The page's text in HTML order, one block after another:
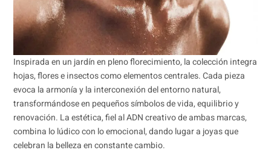
Inspirada en un jardín en pleno florecimiento, la colección integra
hojas, flores e insectos como elementos centrales. Cada pieza
evoca la armonía y la interconexión del entorno natural,
transformándose en pequeños símbolos de vida, equilibrio y
renovación. La estética, fiel al ADN creativo de ambas marcas,
combina lo lúdico con lo emocional, dando lugar a joyas que
celebran la belleza en constante cambio.